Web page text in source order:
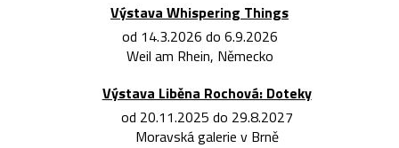
Výstava Whispering Things
od 14.3.2026 do 6.9.2026
Weil am Rhein, Německo
Výstava Liběna Rochová: Doteky
od 20.11.2025 do 29.8.2027
Moravská galerie v Brně